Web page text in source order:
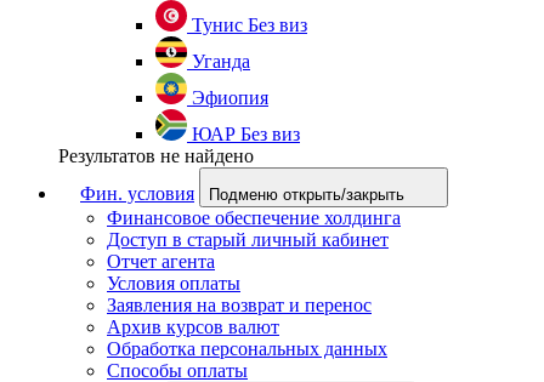
Тунис Без виз
Уганда
Эфиопия
ЮАР Без виз
Результатов не найдено
Фин. условия
Подменю открыть/закрыть
Финансовое обеспечение холдинга
Доступ в старый личный кабинет
Отчет агента
Условия оплаты
Заявления на возврат и перенос
Архив курсов валют
Обработка персональных данных
Способы оплаты